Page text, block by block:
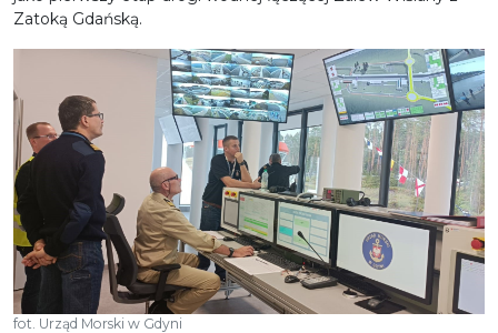
Zatoką Gdańską.
fot. Urząd Morski w Gdyni